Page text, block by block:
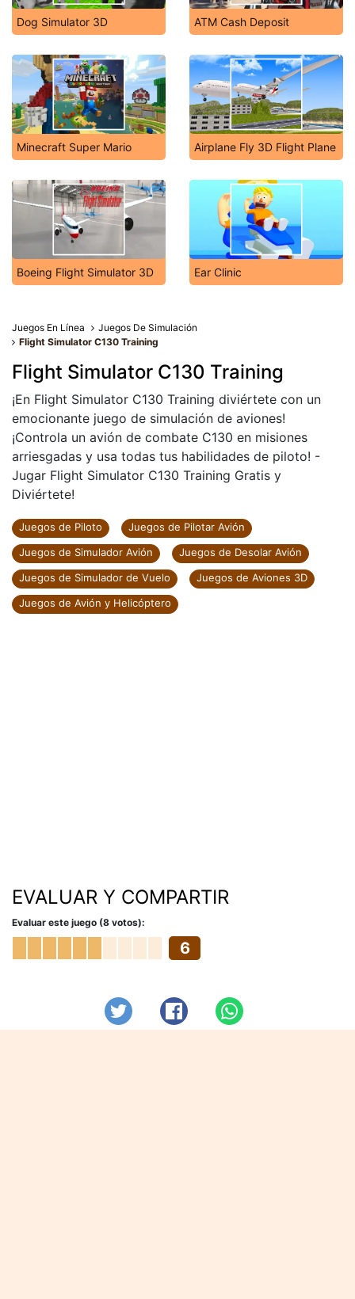
Dog Simulator 3D ATM Cash Deposit
Minecraft Super Mario Airplane Fly 3D Flight Plane
Boeing Flight Simulator 3D Ear Clinic
Juegos En Línea
Juegos De Simulación
Flight Simulator C130 Training
Flight Simulator C130 Training
¡En Flight Simulator C130 Training diviértete con un
emocionante juego de simulación de aviones!
¡Controla un avión de combate C130 en misiones
arriesgadas y usa todas tus habilidades de piloto! -
Jugar Flight Simulator C130 Training Gratis y
Diviértete!
Juegos de Piloto
Juegos de Pilotar Avión
Juegos de Simulador Avión
Juegos de Desolar Avión
Juegos de Simulador de Vuelo
Juegos de Aviones 3D
Juegos de Avión y Helicóptero
EVALUAR Y COMPARTIR
Evaluar este juego (8 votos):
6